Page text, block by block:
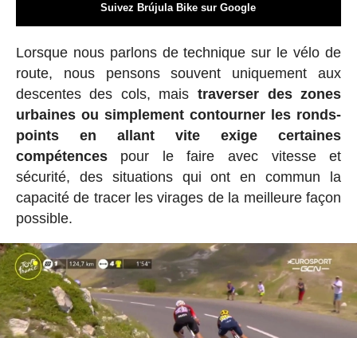
Suivez Brújula Bike sur Google
Lorsque nous parlons de technique sur le vélo de
route, nous pensons souvent uniquement aux
descentes des cols, maistraverser des zones
urbaines ou simplement contourner les ronds-
points en allant vite exige certaines
compétences pour le faire avec vitesse et
sécurité, des situations qui ont en commun la
capacité de tracer les virages de la meilleure façon
possible.